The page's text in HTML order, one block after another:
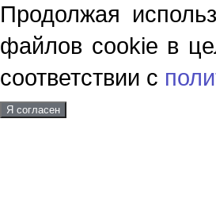
Продолжая
файлов cookie в
соответствии с
Я согласен